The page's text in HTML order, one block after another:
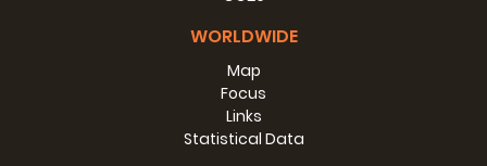
WORLDWIDE
Map
Focus
Links
Statistical Data